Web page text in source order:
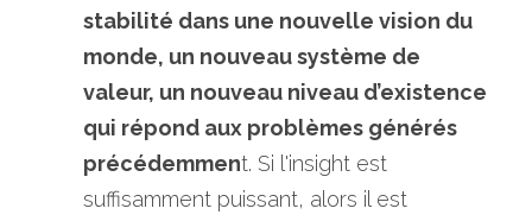
stabilité dans une nouvelle vision du
monde, un nouveau système de
valeur, un nouveau niveau d’existence
qui répond aux problèmes générés
précédemment. Si l'insight est
suffisamment puissant, alors il est